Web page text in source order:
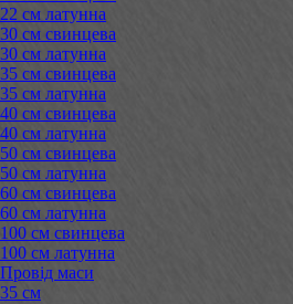
22 см латунна
30 см свинцева
30 см латунна
35 см свинцева
35 см латунна
40 см свинцева
40 см латунна
50 см свинцева
50 см латунна
60 см свинцева
60 см латунна
100 см свинцева
100 см латунна
Провід маси
35 см